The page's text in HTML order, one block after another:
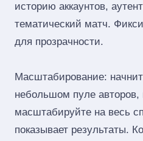
историю аккаунтов,
тематический матч.
для прозрачности.
Масштабирование:
небольшом пуле авторов,
масштабируйте на весь
показывает результаты.